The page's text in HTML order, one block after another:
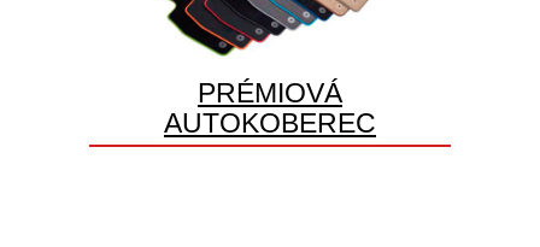
PRÉMIOVÁ
AUTOKOBEREC